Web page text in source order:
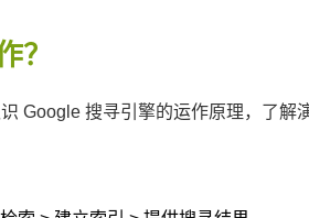
？
Google 搜寻引擎的运作原理，了解